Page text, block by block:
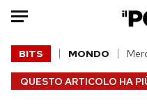
HOME
QUESTO ARTICOLO HA
BITS MONDO